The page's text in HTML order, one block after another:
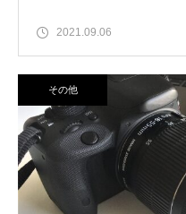
2021.09.06
その他